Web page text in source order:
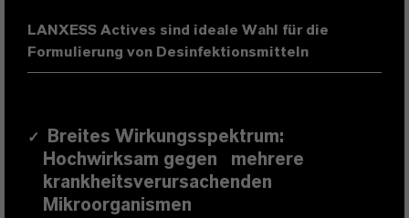
LANXESS Actives sind ideale Wahl für die
Formulierung von Desinfektionsmitteln
✓
Breites Wirkungsspektrum:
Hochwirksam gegen mehrere
krankheitsverursachenden
Mikroorganismen